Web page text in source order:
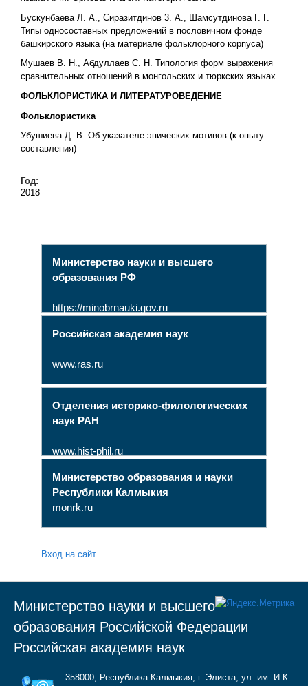
Бускунбаева Л. А., Сиразитдинов 3. А., Шамсутдинова Г. Г.
Типы односоставных предложений в пословичном фонде
башкирского языка (на материале фольклорного корпуса)
Мушаев В. Н., Абдуллаев С. Н. Типология форм выражения
сравнительных отношений в монгольских и тюркских языках
ФОЛЬКЛОРИСТИКА И ЛИТЕРАТУРОВЕДЕНИЕ
Фольклористика
Убушиева Д. В. Об указателе эпических мотивов (к опыту
составления)
Год:
2018
Министерство науки и высшего
образования РФ
https://minobrnauki.gov.ru
Российская академия наук
www.ras.ru
Отделения историко-филологических
наук РАН
www.hist-phil.ru
Министерство образования и науки
Республики Калмыкия
monrk.ru
Вход на сайт
Министерство науки и высшего
образования Российской Федерации
Российская академия наук
358000, Республика Калмыкия, г. Элиста, ул. им. И.К.